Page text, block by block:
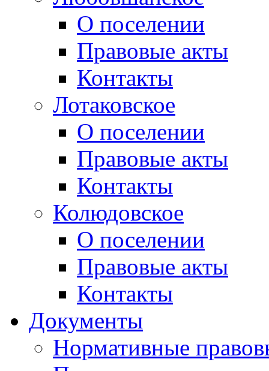
О поселении
Правовые акты
Контакты
Лотаковское
О поселении
Правовые акты
Контакты
Колюдовское
О поселении
Правовые акты
Контакты
Документы
Нормативные